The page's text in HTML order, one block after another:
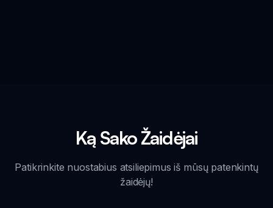
Ką Sako Žaidėjai
Patikrinkite nuostabius atsiliepimus iš mūsų patenkintų
žaidėjų!